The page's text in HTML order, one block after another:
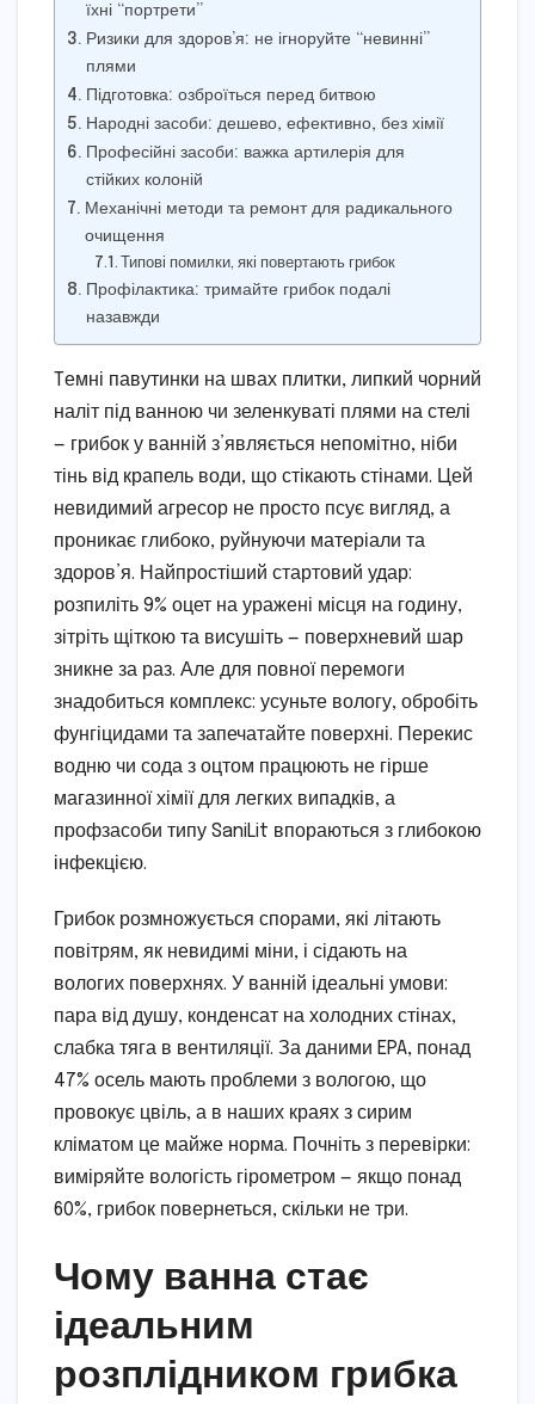
їхні “портрети”
Ризики для здоров’я: не ігноруйте “невинні”
плями
Підготовка: озброїться перед битвою
Народні засоби: дешево, ефективно, без хімії
Професійні засоби: важка артилерія для
стійких колоній
Механічні методи та ремонт для радикального
очищення
Типові помилки, які повертають грибок
Профілактика: тримайте грибок подалі
назавжди
Tемні павутинки на швах плитки, липкий чорний
наліт під ванною чи зеленкуваті плями на стелі
— грибок у ванній з’являється непомітно, ніби
тінь від крапель води, що стікають стінами. Цей
невидимий агресор не просто псує вигляд, а
проникає глибоко, руйнуючи матеріали та
здоров’я. Найпростіший стартовий удар:
розпиліть 9% оцет на уражені місця на годину,
зітріть щіткою та висушіть — поверхневий шар
зникне за раз. Але для повної перемоги
знадобиться комплекс: усуньте вологу, обробіть
фунгіцидами та запечатайте поверхні. Перекис
водню чи сода з оцтом працюють не гірше
магазинної хімії для легких випадків, а
профзасоби типу SaniLit впораються з глибокою
інфекцією.
Грибок розмножується спорами, які літають
повітрям, як невидимі міни, і сідають на
вологих поверхнях. У ванній ідеальні умови:
пара від душу, конденсат на холодних стінах,
слабка тяга в вентиляції. За даними EPA, понад
47% осель мають проблеми з вологою, що
провокує цвіль, а в наших краях з сирим
кліматом це майже норма. Почніть з перевірки:
виміряйте вологість гірометром — якщо понад
60%, грибок повернеться, скільки не три.
Чому ванна стає
ідеальним
розплідником грибка